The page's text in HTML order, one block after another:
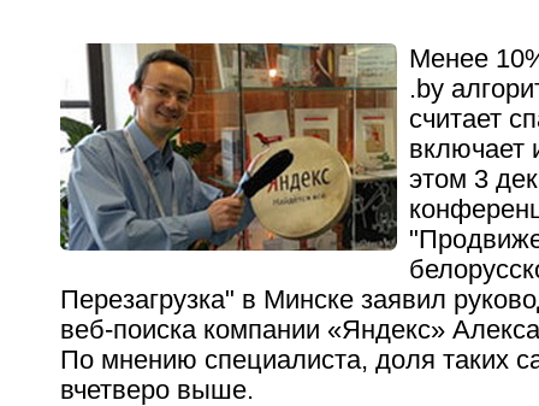
Менее
.by
считает
включает
этом 3
Перезагрузка" в Минске заявил
веб-поиска компании «Яндекс»
По мнению специалиста, доля таких
вчетверо выше.